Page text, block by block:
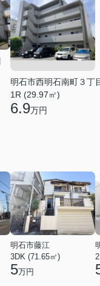
明石市西明石南町３丁
1R (29.97㎡)
6.9万円
明石市藤江
3DK (71.65㎡)
5万円